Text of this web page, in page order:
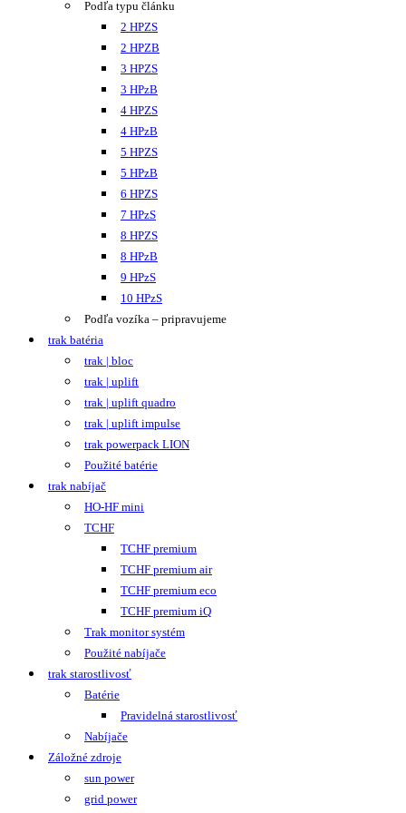
Podľa typu článku
2 HPZS
2 HPZB
3 HPZS
3 HPzB
4 HPZS
4 HPzB
5 HPZS
5 HPzB
6 HPZS
7 HPzS
8 HPZS
8 HPzB
9 HPzS
10 HPzS
Podľa vozíka – pripravujeme
trak batéria
trak | bloc
trak | uplift
trak | uplift quadro
trak | uplift impulse
trak powerpack LION
Použité batérie
trak nabíjač
HO-HF mini
TCHF
TCHF premium
TCHF premium air
TCHF premium eco
TCHF premium iQ
Trak monitor systém
Použité nabíjače
trak starostlivosť
Batérie
Pravidelná starostlivosť
Nabíjače
Záložné zdroje
sun power
grid power